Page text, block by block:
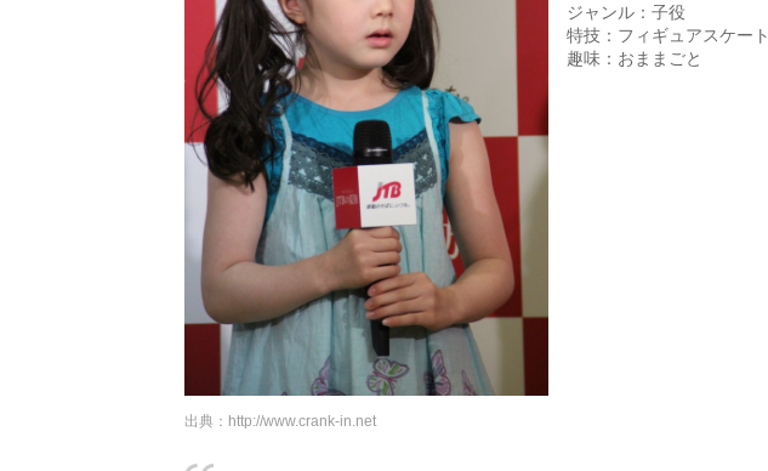
ジャンル：子役
特技：フィギュアスケート
趣味：おままごと
出典： http://www.crank-in.net